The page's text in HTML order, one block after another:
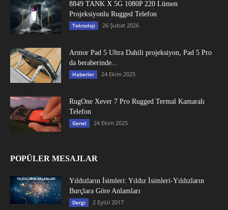
8849 TANK X 5G 1080P 220 Lümen
Projeksiyonlu Rugged Telefon
Teknoloji 26 Şubat 2026
Armor Pad 5 Ultra Dahili projeksiyon, Pad 5 Pro
da beraberinde...
Haberler 24 Ekim 2025
RugOne Xever 7 Pro Rugged Termal Kamaralı
Telefon
Genel 24 Ekim 2025
POPÜLER MESAJLAR
Yıldızların İsimleri: Yıldız İsimleri-Yıldızların
Burçlara Göre Anlamları
Dergi 2 Eylül 2017